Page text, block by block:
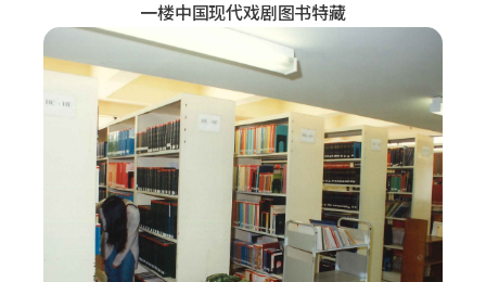
一楼中国现代戏剧图书特藏